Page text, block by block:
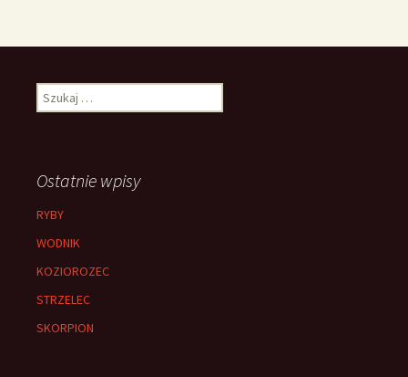
Szukaj:
Ostatnie wpisy
RYBY
WODNIK
KOZIOROZEC
STRZELEC
SKORPION